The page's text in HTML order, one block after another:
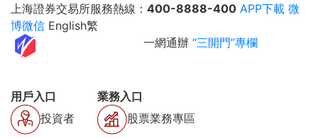
上海證券交易所服務熱線： 400-8888-400 APP下載 微
博微信 English繁
一網通辦 “三開門”專欄
用戶入口
投資者
業務入口
股票業務專區